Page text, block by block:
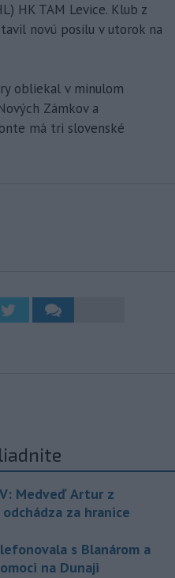
HK TAM Levice. Klub z
novú posilu v utorok na
obliekal v minulom
Zámkov a
má tri slovenské
Medveď Artur z
za hranice
s Blanárom a
na Dunaji